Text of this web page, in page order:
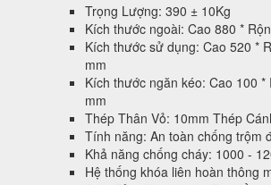
Trọng Lượng: 390 ± 10Kg
Kích thước ngoài: Cao 880 *
Kích thước sử dụng: Cao 520 *
mm
Kích thước ngăn kéo: Cao 100 *
mm
Thép Thân Vỏ: 10mm Thép
Tính năng: An toàn chống trộm
Khả năng chống cháy: 1000 -
Hệ thống khóa liên hoàn thông